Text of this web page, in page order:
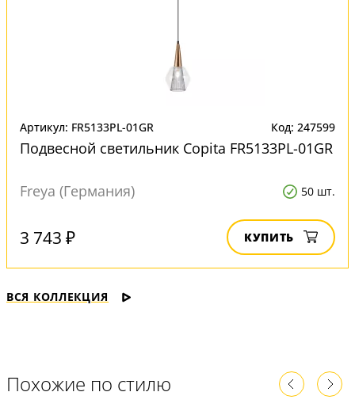
Артикул: FR5133PL-01GR Код: 247599
Подвесной светильник Copita FR5133PL-01GR
Freya (Германия) 50 шт.
3 743 ₽ КУПИТЬ
ВСЯ КОЛЛЕКЦИЯ
Похожие по стилю